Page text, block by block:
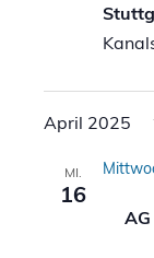
April 2025
MI.
16